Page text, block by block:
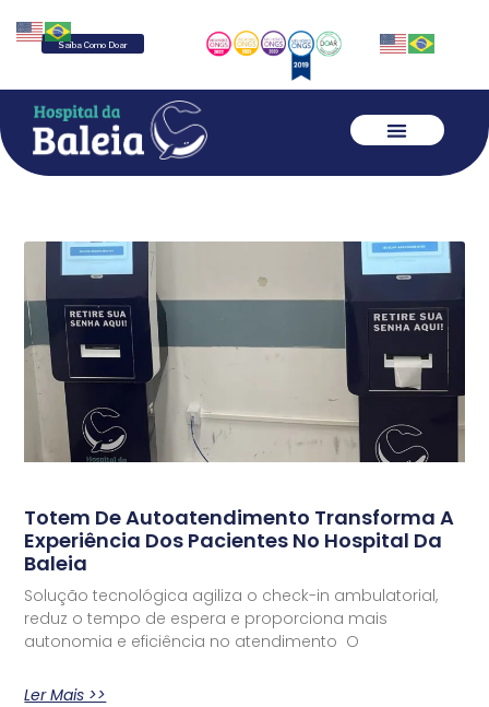
Saiba Como Doar
Totem De Autoatendimento Transforma A
Experiência Dos Pacientes No Hospital Da
Baleia
Solução tecnológica agiliza o check-in ambulatorial,
reduz o tempo de espera e proporciona mais
autonomia e eficiência no atendimento O
Ler Mais >>